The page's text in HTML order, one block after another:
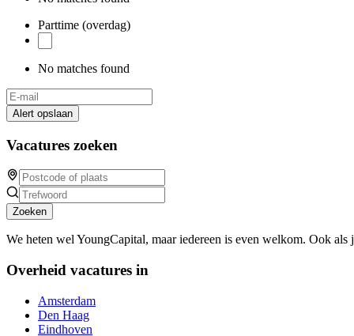
Parttime (overdag)
No matches found
Alert opslaan
Vacatures zoeken
Zoeken
We heten wel YoungCapital, maar iedereen is even welkom. Ook
Overheid vacatures in
Amsterdam
Den Haag
Eindhoven